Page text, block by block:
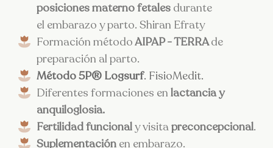
posiciones materno fetales durante
el embarazo y parto. Shiran Efraty
Formación métodoAIPAP - TERRAde
preparación al parto.
Método 5P® Logsurf. FisioMedit.
Diferentes formaciones en lactancia y
anquiloglosia.
Fertilidad funcionaly visitapreconcepcional.
Suplementación en embarazo.